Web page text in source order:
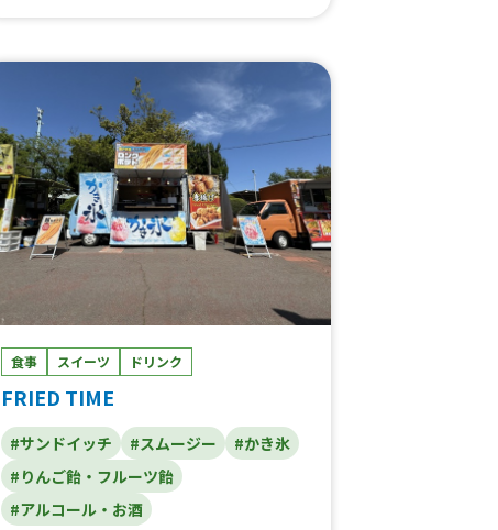
食事 スイーツ ドリンク
FRIED TIME
#サンドイッチ #スムージー
#かき氷
#りんご飴・フルーツ飴
#アルコール・お酒